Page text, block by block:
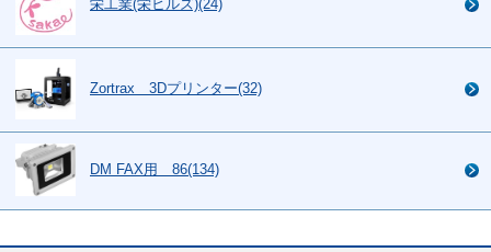
栄工業(栄ヒルズ)(24)
Zortrax 3Dプリンター(32)
DM FAX用 86(134)